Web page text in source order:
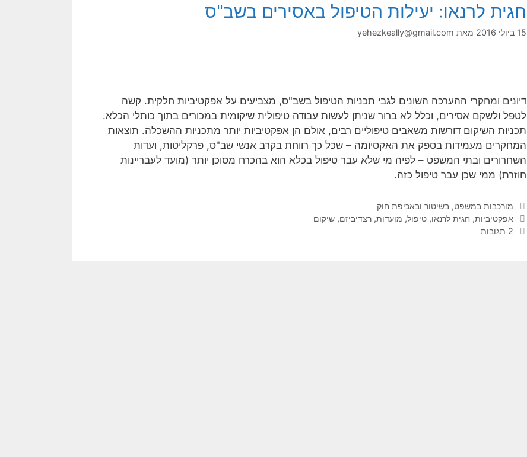
חגית לרנאו: יעילות הטיפול באסירים בשב"ס
15 ביולי 2016 מאת yehezkeally@gmail.com
דיונים ומחקרי ההערכה השונים לגבי תכניות הטיפול בשב"ס, מצביעים על אפקטיביות חלקית. קשה
לטפל ולשקם אסירים, וכלל לא ברור שניתן לעשות עבודה טיפולית שיקומית במכורים בתוך כותלי הכלא.
תכניות השיקום דורשות משאבים טיפוליים רבים, אולם הן אפקטיביות יותר מתכניות ההשכלה. תוצאות
המחקרים מעמידות בספק את האקסיומה – שכל כך רווחת בקרב אנשי שב"ס, פרקליטות, ועדות
השחרורים ובתי המשפט – לפיה מי שלא עבר טיפול בכלא הוא בהכרח מסוכן יותר (מועד לעבריינות
חוזרת) ממי שכן עבר טיפול כזה.
קטגוריות
מורכבות במשפט, בשיטור ובאכיפת חוק
תגיות
אפקטיביות, חגית לרנאו, טיפול, מועדות, רצדיביזם, שיקום
2 תגובות